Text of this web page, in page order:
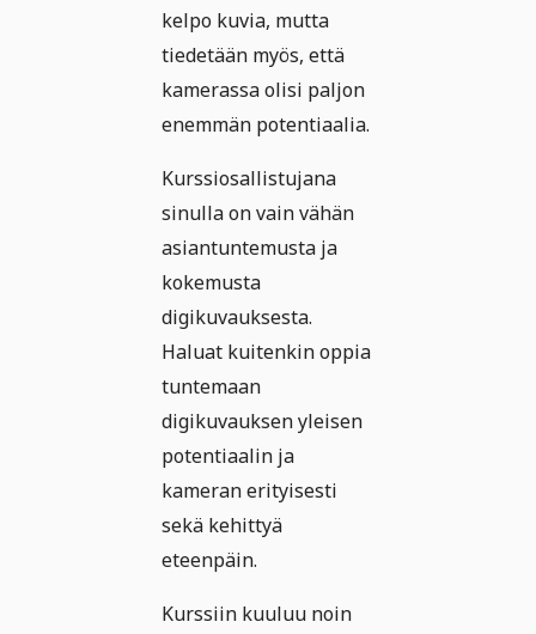
kelpo kuvia, mutta
tiedetään myös, että
kamerassa olisi paljon
enemmän potentiaalia.
Kurssiosallistujana
sinulla on vain vähän
asiantuntemusta ja
kokemusta
digikuvauksesta.
Haluat kuitenkin oppia
tuntemaan
digikuvauksen yleisen
potentiaalin ja
kameran erityisesti
sekä kehittyä
eteenpäin.
Kurssiin kuuluu noin